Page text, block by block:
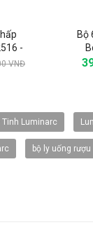
-
VNĐ
Bộ
-20%
Tinh Luminarc
bộ ly uống rượu